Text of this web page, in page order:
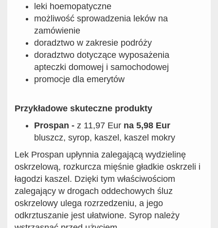
leki hoemopatyczne
możliwość sprowadzenia leków na
zamówienie
doradztwo w zakresie podróży
doradztwo dotyczące wyposażenia
apteczki domowej i samochodowej
promocje dla emerytów
Przykładowe skuteczne produkty
Prospan - z 11,97 Eur na 5,98 Eur
bluszcz, syrop, kaszel, kaszel mokry
Lek Prospan upłynnia zalegającą wydzielinę
oskrzelową, rozkurcza mięśnie gładkie oskrzeli i
łagodzi kaszel. Dzięki tym właściwościom
zalegający w drogach oddechowych śluz
oskrzelowy ulega rozrzedzeniu, a jego
odkrztuszanie jest ułatwione. Syrop należy